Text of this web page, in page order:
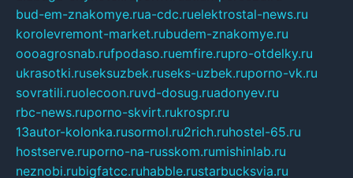
bud-em-znakomye.rua-cdc.ruelektrostal-news.ru
korolevremont-market.rubudem-znakomye.ru
oooagrosnab.rufpodaso.ruemfire.rupro-otdelky.ru
ukrasotki.ruseksuzbek.ruseks-uzbek.ruporno-vk.ru
sovratili.ruolecoon.ruvd-dosug.ruadonyev.ru
rbc-news.ruporno-skvirt.rukrospr.ru
13autor-kolonka.rusormol.ru2rich.ruhostel-65.ru
hostserve.ruporno-na-russkom.rumishinlab.ru
neznobi.rubigfatcc.ruhabble.rustarbucksvia.ru